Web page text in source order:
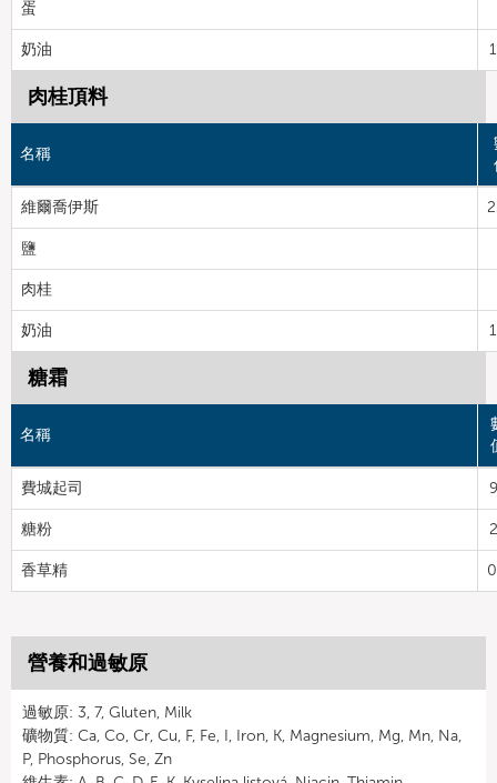
蛋
奶油
肉桂頂料
名稱
維爾喬伊斯
鹽
肉桂
奶油
糖霜
名稱
費城起司
糖粉
香草精
營養和過敏原
過敏原: 3, 7, Gluten, Milk
礦物質: Ca, Co, Cr, Cu, F, Fe, I, Iron, K, Magnesium, Mg, Mn, Na,
P, Phosphorus, Se, Zn